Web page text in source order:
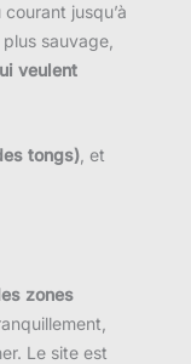
jusqu’à
sauvage,
veulent
tongs), et
zones
Le site est